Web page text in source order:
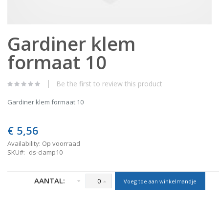
to
the
beginning
of
the
images
Gardiner klem
formaat 10
Be the first to review this product
Gardiner klem formaat 10
€ 5,56
Availability: Op voorraad
SKU
ds-clamp10
AANTAL: Voeg toe aan winkelmandje